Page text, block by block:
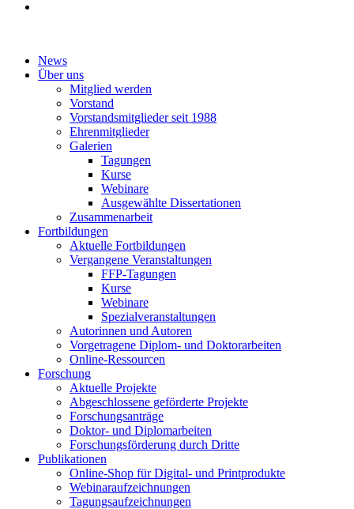
News
Über uns
Mitglied werden
Vorstand
Vorstandsmitglieder seit 1988
Ehrenmitglieder
Galerien
Tagungen
Kurse
Webinare
Ausgewählte Dissertationen
Zusammenarbeit
Fortbildungen
Aktuelle Fortbildungen
Vergangene Veranstaltungen
FFP-Tagungen
Kurse
Webinare
Spezialveranstaltungen
Autorinnen und Autoren
Vorgetragene Diplom- und Doktorarbeiten
Online-Ressourcen
Forschung
Aktuelle Projekte
Abgeschlossene geförderte Projekte
Forschungsanträge
Doktor- und Diplomarbeiten
Forschungsförderung durch Dritte
Publikationen
Online-Shop für Digital- und Printprodukte
Webinaraufzeichnungen
Tagungsaufzeichnungen